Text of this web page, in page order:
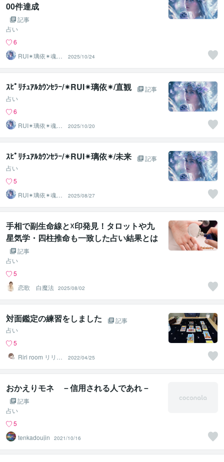
00件達成
記事
占い
6
RUI✴︎璃依✴︎魂の
波動リーディン
グ
2025/10/24
ｽﾋﾟﾘﾁｭｱﾙｶｳﾝｾﾗｰ/✴︎RUI✴︎璃依✴︎/直観
記事
占い
6
RUI✴︎璃依✴︎魂の
波動リーディン
グ
2025/10/20
ｽﾋﾟﾘﾁｭｱﾙｶｳﾝｾﾗｰ/✴︎RUI✴︎璃依✴︎/未来
記事
占い
5
RUI✴︎璃依✴︎魂の
波動リーディン
グ
2025/08/27
手相で副生命線と☓印発見！タロットや九
星気学・四柱推命も一致した占い結果とは
記事
占い
5
恋歌 白魔法 2025/08/02
対面鑑定の練習をしました
記事
占い
5
Riri room リリコ
【デザイナー】
2022/04/25
おかえりモネ －信用される人であれ－
記事
占い
5
tenkadoujin
2021/10/16